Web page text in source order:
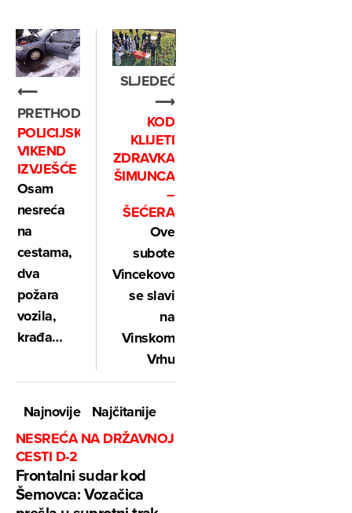
⟵
PRETHODNO
POLICIJSKO
VIKEND
IZVJEŠĆE
Osam
nesreća
na
cestama,
dva
požara
vozila,
krađa…
SLJEDEĆE
⟶
KOD
KLIJETI
ZDRAVKA
ŠIMUNCA
–
ŠEĆERA
Ove
subote
Vincekovo
se slavi
na
Vinskom
Vrhu
Najnovije
Najčitanije
NESREĆA NA DRŽAVNOJ
CESTI D-2
Frontalni sudar kod
Šemovca: Vozačica